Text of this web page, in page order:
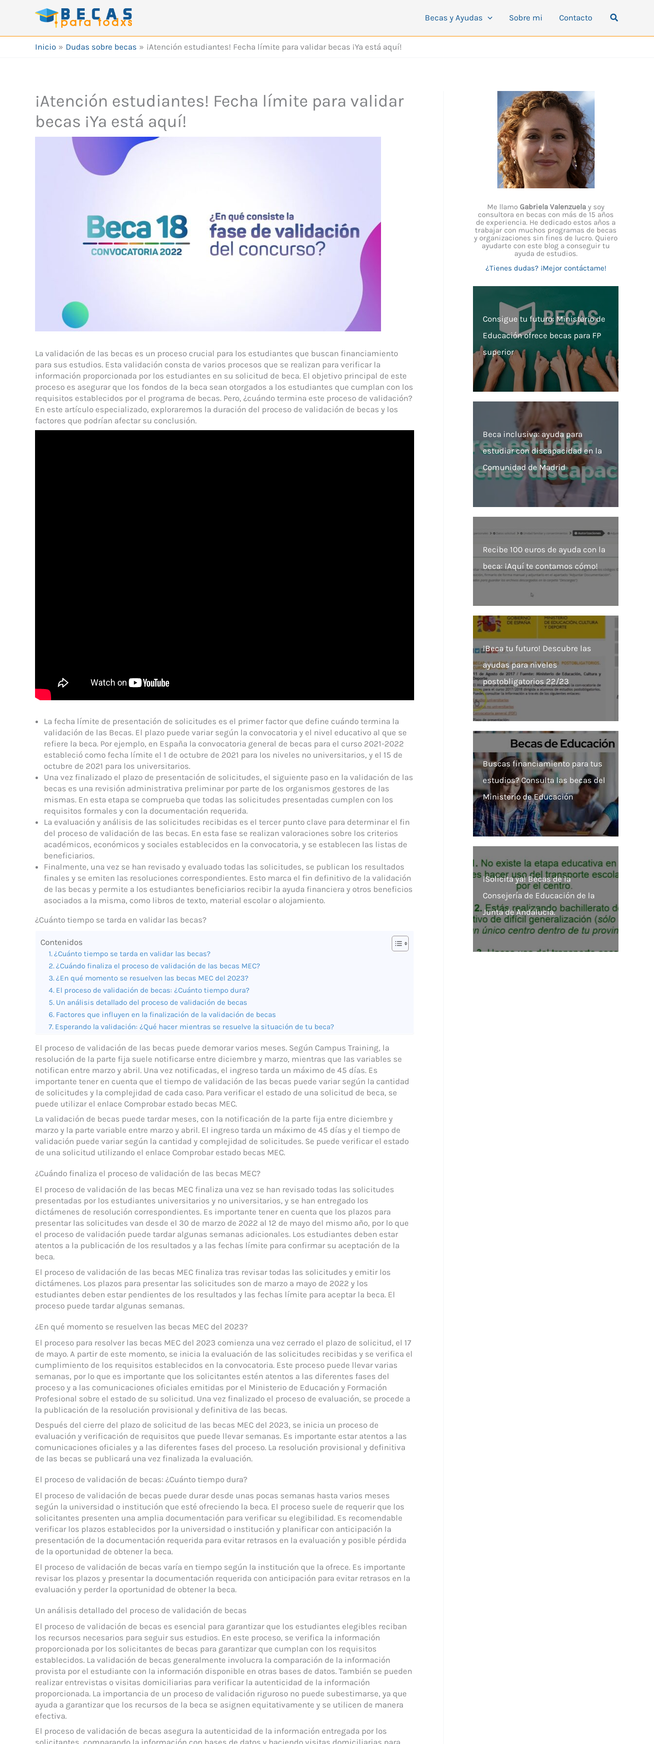
Becas y Ayudas Sobre mi Contacto Buscar
Inicio Dudas sobre becas ¡Atención estudiantes! Fecha límite para validar becas ¡Ya está aquí!
¡Atención estudiantes! Fecha límite para validar
becas ¡Ya está aquí!
La validación de las becas es un proceso crucial para los estudiantes que buscan financiamiento
para sus estudios. Esta validación consta de varios procesos que se realizan para verificar la
información proporcionada por los estudiantes en su solicitud de beca. El objetivo principal de este
proceso es asegurar que los fondos de la beca sean otorgados a los estudiantes que cumplan con los
requisitos establecidos por el programa de becas. Pero, ¿cuándo termina este proceso de validación?
En este artículo especializado, exploraremos la duración del proceso de validación de becas y los
factores que podrían afectar su conclusión.
La fecha límite de presentación de solicitudes es el primer factor que define cuándo termina la
validación de las Becas. El plazo puede variar según la convocatoria y el nivel educativo al que se
refiere la beca. Por ejemplo, en España la convocatoria general de becas para el curso 2021-2022
estableció como fecha límite el 1 de octubre de 2021 para los niveles no universitarios, y el 15 de
octubre de 2021 para los universitarios.
Una vez finalizado el plazo de presentación de solicitudes, el siguiente paso en la validación de las
becas es una revisión administrativa preliminar por parte de los organismos gestores de las
mismas. En esta etapa se comprueba que todas las solicitudes presentadas cumplen con los
requisitos formales y con la documentación requerida.
La evaluación y análisis de las solicitudes recibidas es el tercer punto clave para determinar el fin
del proceso de validación de las becas. En esta fase se realizan valoraciones sobre los criterios
académicos, económicos y sociales establecidos en la convocatoria, y se establecen las listas de
beneficiarios.
Finalmente, una vez se han revisado y evaluado todas las solicitudes, se publican los resultados
finales y se emiten las resoluciones correspondientes. Esto marca el fin definitivo de la validación
de las becas y permite a los estudiantes beneficiarios recibir la ayuda financiera y otros beneficios
asociados a la misma, como libros de texto, material escolar o alojamiento.
¿Cuánto tiempo se tarda en validar las becas?
Contenidos
¿Cuánto tiempo se tarda en validar las becas?
¿Cuándo finaliza el proceso de validación de las becas MEC?
¿En qué momento se resuelven las becas MEC del 2023?
El proceso de validación de becas: ¿Cuánto tiempo dura?
Un análisis detallado del proceso de validación de becas
Factores que influyen en la finalización de la validación de becas
Esperando la validación: ¿Qué hacer mientras se resuelve la situación de tu beca?
El proceso de validación de las becas puede demorar varios meses. Según Campus Training, la
resolución de la parte fija suele notificarse entre diciembre y marzo, mientras que las variables se
notifican entre marzo y abril. Una vez notificadas, el ingreso tarda un máximo de 45 días. Es
importante tener en cuenta que el tiempo de validación de las becas puede variar según la cantidad
de solicitudes y la complejidad de cada caso. Para verificar el estado de una solicitud de beca, se
puede utilizar el enlace Comprobar estado becas MEC.
La validación de becas puede tardar meses, con la notificación de la parte fija entre diciembre y
marzo y la parte variable entre marzo y abril. El ingreso tarda un máximo de 45 días y el tiempo de
validación puede variar según la cantidad y complejidad de solicitudes. Se puede verificar el estado
de una solicitud utilizando el enlace Comprobar estado becas MEC.
¿Cuándo finaliza el proceso de validación de las becas MEC?
El proceso de validación de las becas MEC finaliza una vez se han revisado todas las solicitudes
presentadas por los estudiantes universitarios y no universitarios, y se han entregado los
dictámenes de resolución correspondientes. Es importante tener en cuenta que los plazos para
presentar las solicitudes van desde el 30 de marzo de 2022 al 12 de mayo del mismo año, por lo que
el proceso de validación puede tardar algunas semanas adicionales. Los estudiantes deben estar
atentos a la publicación de los resultados y a las fechas límite para confirmar su aceptación de la
beca.
El proceso de validación de las becas MEC finaliza tras revisar todas las solicitudes y emitir los
dictámenes. Los plazos para presentar las solicitudes son de marzo a mayo de 2022 y los
estudiantes deben estar pendientes de los resultados y las fechas límite para aceptar la beca. El
proceso puede tardar algunas semanas.
¿En qué momento se resuelven las becas MEC del 2023?
El proceso para resolver las becas MEC del 2023 comienza una vez cerrado el plazo de solicitud, el 17
de mayo. A partir de este momento, se inicia la evaluación de las solicitudes recibidas y se verifica el
cumplimiento de los requisitos establecidos en la convocatoria. Este proceso puede llevar varias
semanas, por lo que es importante que los solicitantes estén atentos a las diferentes fases del
proceso y a las comunicaciones oficiales emitidas por el Ministerio de Educación y Formación
Profesional sobre el estado de su solicitud. Una vez finalizado el proceso de evaluación, se procede a
la publicación de la resolución provisional y definitiva de las becas.
Después del cierre del plazo de solicitud de las becas MEC del 2023, se inicia un proceso de
evaluación y verificación de requisitos que puede llevar semanas. Es importante estar atentos a las
comunicaciones oficiales y a las diferentes fases del proceso. La resolución provisional y definitiva
de las becas se publicará una vez finalizada la evaluación.
El proceso de validación de becas: ¿Cuánto tiempo dura?
El proceso de validación de becas puede durar desde unas pocas semanas hasta varios meses
según la universidad o institución que esté ofreciendo la beca. El proceso suele de requerir que los
solicitantes presenten una amplia documentación para verificar su elegibilidad. Es recomendable
verificar los plazos establecidos por la universidad o institución y planificar con anticipación la
presentación de la documentación requerida para evitar retrasos en la evaluación y posible pérdida
de la oportunidad de obtener la beca.
El proceso de validación de becas varía en tiempo según la institución que la ofrece. Es importante
revisar los plazos y presentar la documentación requerida con anticipación para evitar retrasos en la
evaluación y perder la oportunidad de obtener la beca.
Un análisis detallado del proceso de validación de becas
El proceso de validación de becas es esencial para garantizar que los estudiantes elegibles reciban
los recursos necesarios para seguir sus estudios. En este proceso, se verifica la información
proporcionada por los solicitantes de becas para garantizar que cumplan con los requisitos
establecidos. La validación de becas generalmente involucra la comparación de la información
provista por el estudiante con la información disponible en otras bases de datos. También se pueden
realizar entrevistas o visitas domiciliarias para verificar la autenticidad de la información
proporcionada. La importancia de un proceso de validación riguroso no puede subestimarse, ya que
ayuda a garantizar que los recursos de la beca se asignen equitativamente y se utilicen de manera
efectiva.
El proceso de validación de becas asegura la autenticidad de la información entregada por los
Me llamo Gabriela Valenzuela y soy
consultora en becas con más de 15 años
de experiencia. He dedicado estos años a
trabajar con muchos programas de becas
y organizaciones sin fines de lucro. Quiero
ayudarte con este blog a conseguir tu
ayuda de estudios.
¿Tienes dudas? ¡Mejor contáctame!
Consigue tu futuro: Ministerio de
Educación ofrece becas para FP
superior
Beca inclusiva: ayuda para
estudiar con discapacidad en la
Comunidad de Madrid
Recibe 100 euros de ayuda con la
beca: ¡Aquí te contamos cómo!
¡Beca tu futuro! Descubre las
ayudas para niveles
postobligatorios 22/23
Buscas financiamiento para tus
estudios? Consulta las becas del
Ministerio de Educación
¡Solicita ya! Becas de la
Consejería de Educación de la
Junta de Andalucía.